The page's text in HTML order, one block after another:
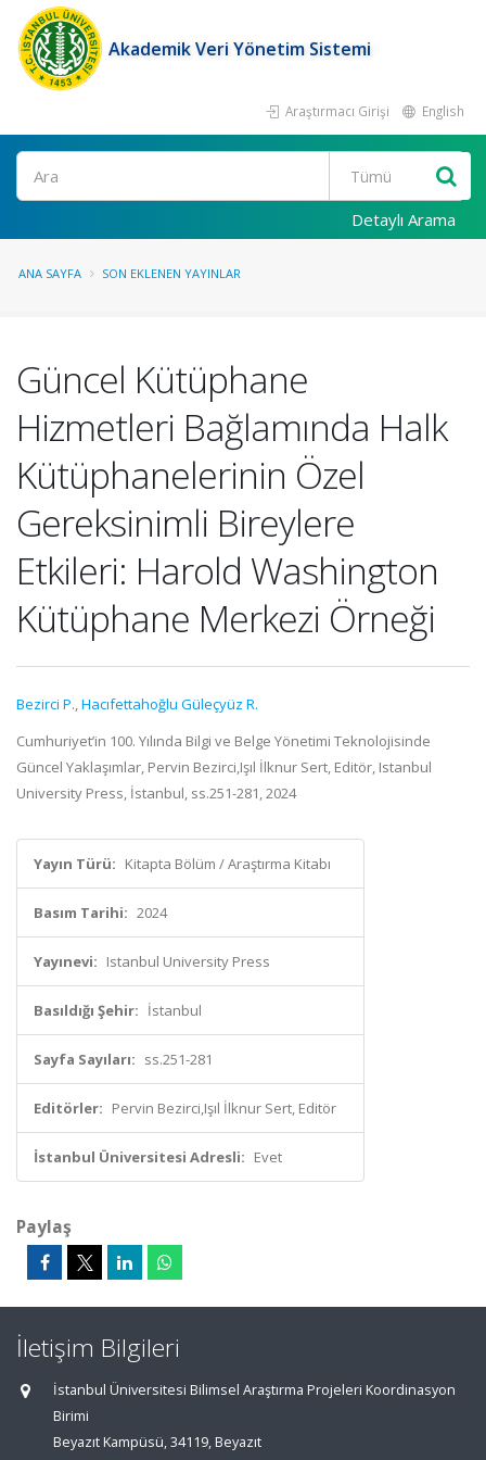
Akademik Veri Yönetim Sistemi
Araştırmacı Girişi English
Ara
Detaylı Arama
ANA SAYFA SON EKLENEN YAYINLAR
Güncel Kütüphane
Hizmetleri Bağlamında Halk
Kütüphanelerinin Özel
Gereksinimli Bireylere
Etkileri: Harold Washington
Kütüphane Merkezi Örneği
Bezirci P.,Hacıfettahoğlu Güleçyüz R.
Cumhuriyet’in 100. Yılında Bilgi ve Belge Yönetimi Teknolojisinde
Güncel Yaklaşımlar, Pervin Bezirci,Işıl İlknur Sert, Editör, Istanbul
University Press, İstanbul, ss.251-281, 2024
Yayın Türü: Kitapta Bölüm / Araştırma Kitabı
Basım Tarihi: 2024
Yayınevi: Istanbul University Press
Basıldığı Şehir: İstanbul
Sayfa Sayıları: ss.251-281
Editörler: Pervin Bezirci,Işıl İlknur Sert, Editör
İstanbul Üniversitesi Adresli: Evet
Paylaş
İletişim Bilgileri
İstanbul Üniversitesi Bilimsel Araştırma Projeleri Koordinasyon
Birimi
Beyazıt Kampüsü, 34119, Beyazıt